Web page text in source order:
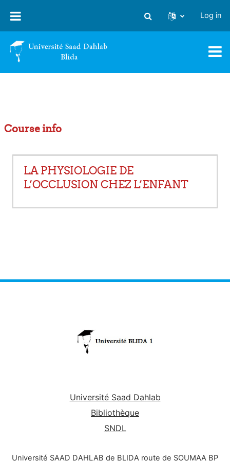
Toggle search input
Log in
Course info
LA PHYSIOLOGIE DE
L’OCCLUSION CHEZ L’ENFANT
Université Saad Dahlab
Bibliothèque
SNDL
Université SAAD DAHLAB de BLIDA route de SOUMAA BP